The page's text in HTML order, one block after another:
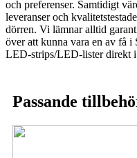
och preferenser. Samtidigt
leveranser och
dörren. Vi lämnar alltid
över att kunna vara en av få i
LED-strips/LED-lister direkt
Passande